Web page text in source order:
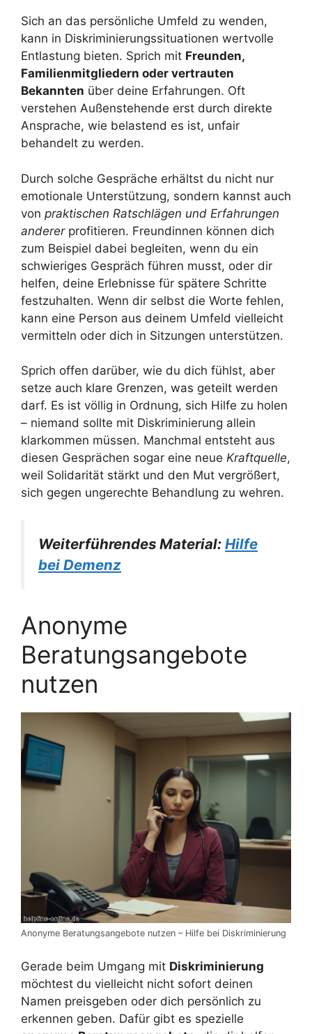
Sich an das persönliche Umfeld zu wenden,
kann in Diskriminierungssituationen wertvolle
Entlastung bieten. Sprich mit Freunden,
Familienmitgliedern oder vertrauten
Bekannten über deine Erfahrungen. Oft
verstehen Außenstehende erst durch direkte
Ansprache, wie belastend es ist, unfair
behandelt zu werden.
Durch solche Gespräche erhältst du nicht nur
emotionale Unterstützung, sondern kannst auch
von praktischen Ratschlägen und Erfahrungen
andererprofitieren. Freundinnen können dich
zum Beispiel dabei begleiten, wenn du ein
schwieriges Gespräch führen musst, oder dir
helfen, deine Erlebnisse für spätere Schritte
festzuhalten. Wenn dir selbst die Worte fehlen,
kann eine Person aus deinem Umfeld vielleicht
vermitteln oder dich in Sitzungen unterstützen.
Sprich offen darüber, wie du dich fühlst, aber
setze auch klare Grenzen, was geteilt werden
darf. Es ist völlig in Ordnung, sich Hilfe zu holen
– niemand sollte mit Diskriminierung allein
klarkommen müssen. Manchmal entsteht aus
diesen Gesprächen sogar eine neue Kraftquelle,
weil Solidarität stärkt und den Mut vergrößert,
sich gegen ungerechte Behandlung zu wehren.
Weiterführendes Material: Hilfe
bei Demenz
Anonyme
Beratungsangebote
nutzen
Anonyme Beratungsangebote nutzen – Hilfe bei Diskriminierung
Gerade beim Umgang mit Diskriminierung
möchtest du vielleicht nicht sofort deinen
Namen preisgeben oder dich persönlich zu
erkennen geben. Dafür gibt es spezielle